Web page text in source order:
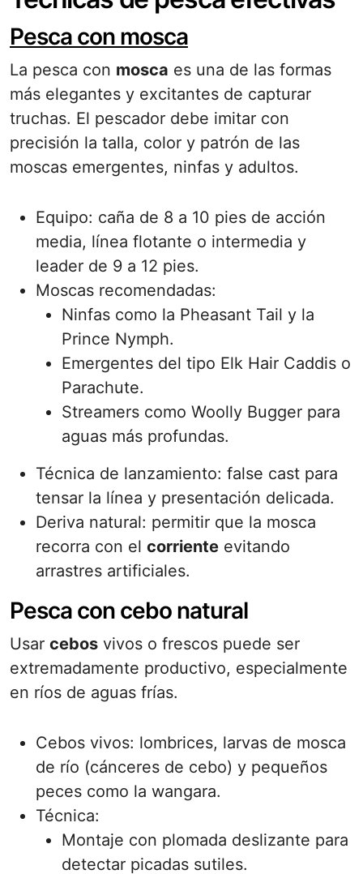
Pesca con mosca
La pesca con mosca es una de las formas
más elegantes y excitantes de capturar
truchas. El pescador debe imitar con
precisión la talla, color y patrón de las
moscas emergentes, ninfas y adultos.
Equipo: caña de 8 a 10 pies de acción
media, línea flotante o intermedia y
leader de 9 a 12 pies.
Moscas recomendadas:
Ninfas como la Pheasant Tail y la
Prince Nymph.
Emergentes del tipo Elk Hair Caddis o
Parachute.
Streamers como Woolly Bugger para
aguas más profundas.
Técnica de lanzamiento: false cast para
tensar la línea y presentación delicada.
Deriva natural: permitir que la mosca
recorra con el corriente evitando
arrastres artificiales.
Pesca con cebo natural
Usar cebos vivos o frescos puede ser
extremadamente productivo, especialmente
en ríos de aguas frías.
Cebos vivos: lombrices, larvas de mosca
de río (cánceres de cebo) y pequeños
peces como la wangara.
Técnica:
Montaje con plomada deslizante para
detectar picadas sutiles.